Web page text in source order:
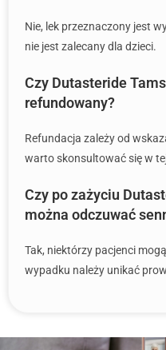
Nie, lek przeznaczony jest
nie jest zalecany dla dzieci.
Czy Dutasteride
refundowany?
Refundacja zależy od
warto skonsultować się w
Czy po zażyciu
można odczuwać
Tak, niektórzy pacjenci
wypadku należy unikać